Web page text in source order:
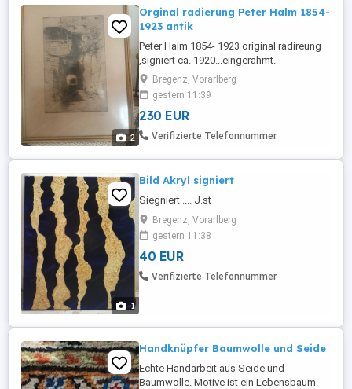
2
Orginal radierung Peter Halm 1854-
1923 antik
Peter Halm 1854- 1923 original radireung
,signiert ca. 1920...eingerahmt.
Bregenz, Vorarlberg
gestern 11:39
230 EUR
Verifizierte Telefonnummer
1
Bild Akryl signiert
Siegniert .... J.st
Bregenz, Vorarlberg
gestern 11:38
40 EUR
Verifizierte Telefonnummer
Handknüpfer Baumwolle und Seide
Echte Handarbeit aus Seide und
Baumwolle. Motive ist ein Lebensbaum.